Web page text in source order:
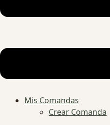
Mis Comandas
Crear Comanda